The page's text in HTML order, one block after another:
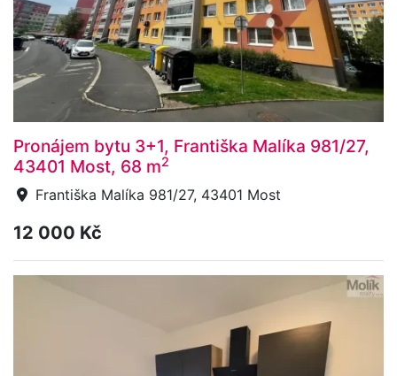
Pronájem bytu 3+1, Františka Malíka 981/27,
43401 Most, 68 m2
Františka Malíka 981/27, 43401 Most
12 000 Kč